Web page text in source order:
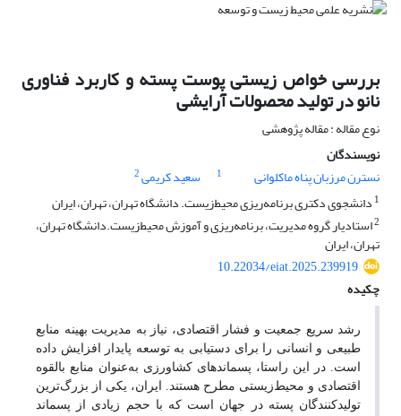
بررسی خواص زیستی پوست پسته و کاربرد فناوری
نانو در تولید محصولات آرایشی
نوع مقاله : مقاله پژوهشی
نویسندگان
نسترن مرزبان پناه ماکلوانی
1 سعید کریمی2
1 دانشجوی دکتری برنامه‌ریزی محیط‌زیست. دانشگاه تهران، تهران، ایران
2استادیار گروه مدیریت، برنامه‌ریزی و آموزش محیط‌زیست.دانشگاه تهران،
تهران، ایران
10.22034/eiat.2025.239919
چکیده
رشد سریع جمعیت و فشار اقتصادی، نیاز به مدیریت بهینه منابع
طبیعی و انسانی را برای دستیابی به توسعه پایدار افزایش داده
است. در این راستا، پسماندهای کشاورزی به‌عنوان منابع بالقوه
اقتصادی و محیط‌زیستی مطرح هستند. ایران، یکی از بزرگ‌ترین
تولیدکنندگان پسته در جهان است که با حجم زیادی از پسماند